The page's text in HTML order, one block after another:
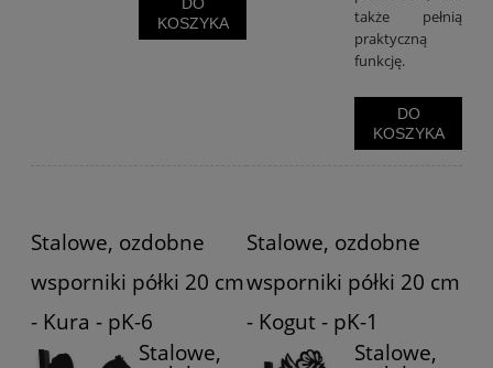
KOSZYKA
także pełnią
praktyczną
funkcję.
DO
KOSZYKA
Stalowe, ozdobne
wsporniki półki 20 cm
- Kura - pK-6
Stalowe,
Stalowe, ozdobne
wsporniki półki 20 cm
- Kogut - pK-1
Stalowe,